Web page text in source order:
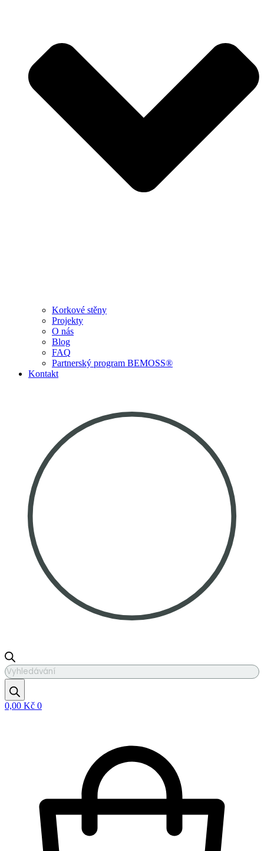
Korkové stěny
Projekty
O nás
Blog
FAQ
Partnerský program BEMOSS®
Kontakt
Products
search
0,00 Kč 0